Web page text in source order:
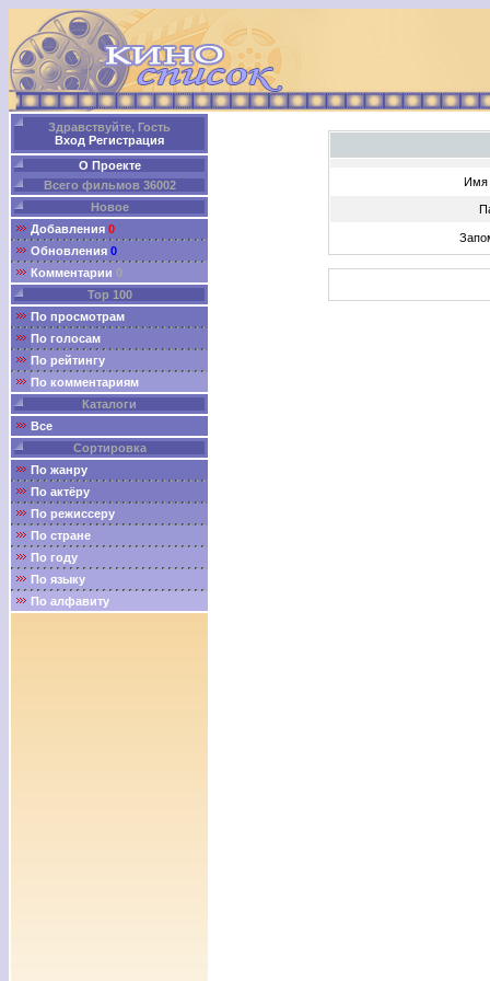
Здравствуйте, Гость
Вход Регистрация
О Проекте
Всего фильмов 36002
Новое
Добавления 0
Обновления 0
Комментарии 0
Top 100
По просмотрам
По голосам
По рейтингу
По комментариям
Каталоги
Все
Сортировка
По жанру
По актёру
По режиссеру
По стране
По году
По языку
По алфавиту
Имя